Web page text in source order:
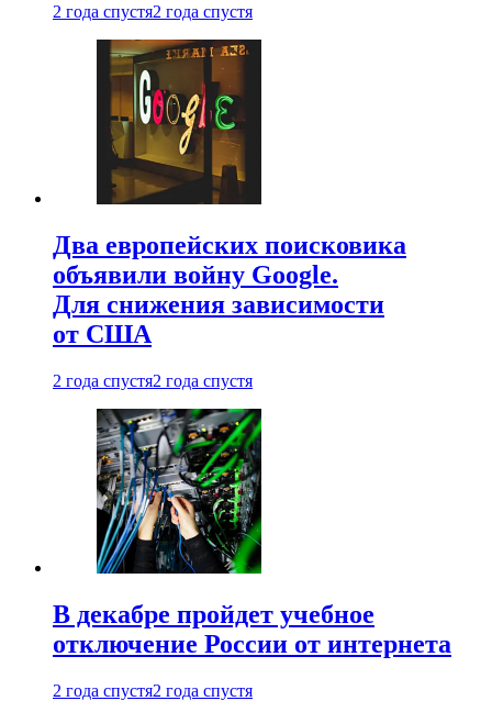
2 года спустя2 года спустя
Два европейских поисковика
объявили войну Google.
Для снижения зависимости
от США
2 года спустя2 года спустя
В декабре пройдет учебное
отключение России от интернета
2 года спустя2 года спустя